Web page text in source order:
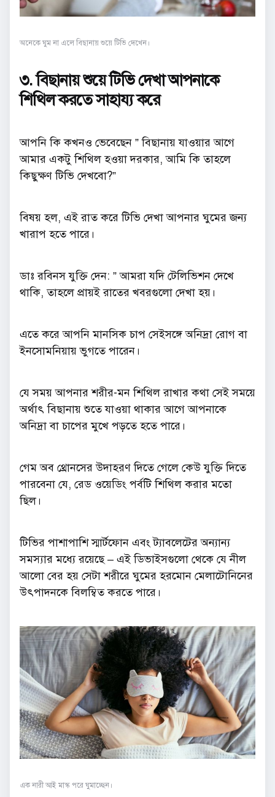
অনেকে ঘুম না এলে বিছানায় শুয়ে টিভি দেখেন।
৩. বিছানায় শুয়ে টিভি দেখা আপনাকে
শিথিল করতে সাহায্য করে
আপনি কি কখনও ভেবেছেন ” বিছানায় যাওয়ার আগে
আমার একটু শিথিল হওয়া দরকার, আমি কি তাহলে
কিছুক্ষণ টিভি দেখবো?”
বিষয় হল, এই রাত করে টিভি দেখা আপনার ঘুমের জন্য
খারাপ হতে পারে।
ডাঃ রবিনস যুক্তি দেন: ” আমরা যদি টেলিভিশন দেখে
থাকি, তাহলে প্রায়ই রাতের খবরগুলো দেখা হয়।
এতে করে আপনি মানসিক চাপ সেইসঙ্গে অনিদ্রা রোগ বা
ইনসোমনিয়ায় ভুগতে পারেন।
যে সময় আপনার শরীর-মন শিথিল রাখার কথা সেই সময়ে
অর্থাৎ বিছানায় শুতে যাওয়া থাকার আগে আপনাকে
অনিদ্রা বা চাপের মুখে পড়তে হতে পারে।
গেম অব থ্রোনসের উদাহরণ দিতে গেলে কেউ যুক্তি দিতে
পারবেনা যে, রেড ওয়েডিং পর্বটি শিথিল করার মতো
ছিল।
টিভির পাশাপাশি স্মার্টফোন এবং ট্যাবলেটের অন্যান্য
সমস্যার মধ্যে রয়েছে – এই ডিভাইসগুলো থেকে যে নীল
আলো বের হয় সেটা শরীরে ঘুমের হরমোন মেলাটোনিনের
উৎপাদনকে বিলম্বিত করতে পারে।
এক নারী আই মাস্ক পরে ঘুমাচ্ছেন।